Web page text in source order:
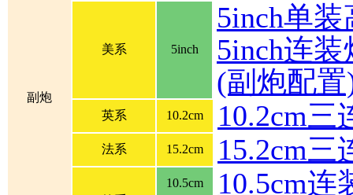
副炮
美系 5inch
5inch单
5inch连装
(副炮配
英系 10.2cm 10.2cm三
法系 15.2cm 15.2cm三
10.5cm 10.5cm连